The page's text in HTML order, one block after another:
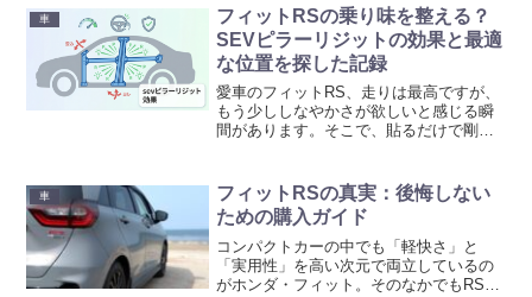
人がいるのも事実です。この記事では、
実際の利用者の評判や口コ...
車
フィットRSの乗り味を整える？
SEVピラーリジットの効果と最適
な位置を探した記録
愛車のフィットRS、走りは最高ですが、
もう少ししなやかさが欲しいと感じる瞬
間があります。そこで、貼るだけで剛性
にどう働きかけ、乗り味をどう変えるの
か、配置による違いも...
車
フィットRSの真実：後悔しない
ための購入ガイド
コンパクトカーの中でも「軽快さ」と
「実用性」を高い次元で両立しているの
がホンダ・フィット。そのなかでもRS